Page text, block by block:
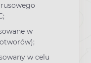
w
w celu